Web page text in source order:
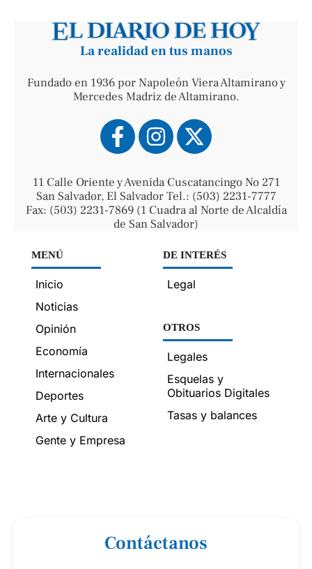
La realidad en tus manos
Fundado en 1936 por Napoleón Viera Altamirano y
Mercedes Madriz de Altamirano.
11 Calle Oriente y Avenida Cuscatancingo No 271
San Salvador, El Salvador Tel.: (503) 2231-7777
Fax: (503) 2231-7869 (1 Cuadra al Norte de Alcaldía
de San Salvador)
MENÚ
Inicio
Noticias
Opinión
Economía
Internacionales
Deportes
Arte y Cultura
Gente y Empresa
DE INTERÉS
Legal
OTROS
Legales
Esquelas y
Obituarios Digitales
Tasas y balances
Contáctanos